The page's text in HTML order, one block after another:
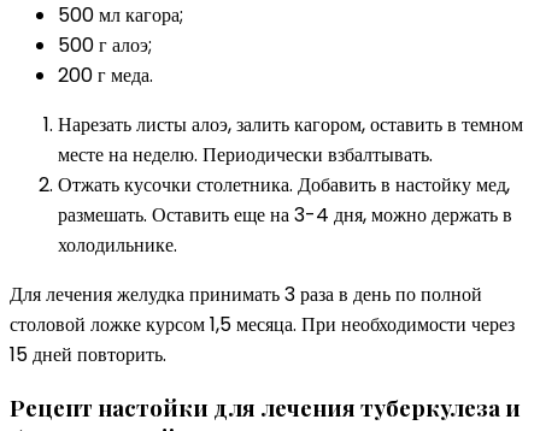
500 мл кагора;
500 г алоэ;
200 г меда.
Нарезать листы алоэ, залить кагором, оставить в темном
месте на неделю. Периодически взбалтывать.
Отжать кусочки столетника. Добавить в настойку мед,
размешать. Оставить еще на 3-4 дня, можно держать в
холодильнике.
Для лечения желудка принимать 3 раза в день по полной
столовой ложке курсом 1,5 месяца. При необходимости через
15 дней повторить.
Рецепт настойки для лечения туберкулеза и